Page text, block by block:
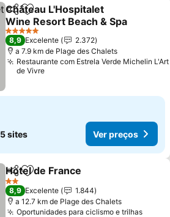
PartilharAdicionar aos favoritos
Château L'Hospitalet
Wine Resort Beach & Spa
5 Estrelas
8,9 Excelente
2.372
a 7.9 km de Plage des Chalets
Restaurante com Estrela Verde Michelin L'Art
de Vivre
5 sites Ver preços
PartilharAdicionar aos favoritos
Hotel de France
2 Estrelas
8,9 Excelente
1.844
a 12.7 km de Plage des Chalets
Oportunidades para ciclismo e trilhas